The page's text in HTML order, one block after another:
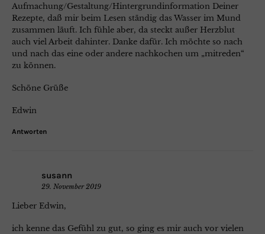
Aufmachung/Gestaltung/Hintergrundinformation Deiner
Rezepte, daß mir beim Lesen ständig das Wasser im Mund
zusammen läuft. Ich fühle aber, da steckt außer Herzblut
auch viel Arbeit dahinter. Danke dafür. Ich möchte so nach
und nach das eine oder andere nachkochen um „mitreden“
zu können.
Schöne Grüße
Edwin
Antworten
susann
29. November 2019
Lieber Edwin,
ich kenne das Gefühl zu gut, so ging es mir auch vor vielen